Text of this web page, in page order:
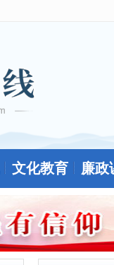
文化教育 廉政